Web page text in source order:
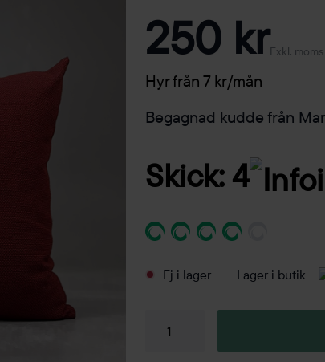
250 krExkl. moms
Hyr från 7 kr/mån
Begagnad kudde från
Skick: 4
Ej i lager Lager i butik
Kudde